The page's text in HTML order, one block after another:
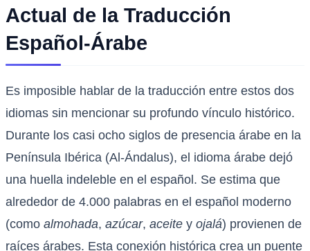
Actual de la Traducción
Español-Árabe
Es imposible hablar de la traducción entre estos dos
idiomas sin mencionar su profundo vínculo histórico.
Durante los casi ocho siglos de presencia árabe en la
Península Ibérica (Al-Ándalus), el idioma árabe dejó
una huella indeleble en el español. Se estima que
alrededor de 4.000 palabras en el español moderno
(como almohada, azúcar, aceite y ojalá) provienen de
raíces árabes. Esta conexión histórica crea un puente